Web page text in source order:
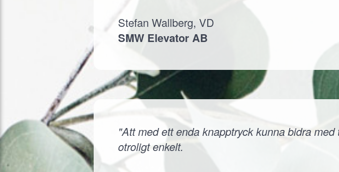
Stefan Wallberg, VD
SMW Elevator AB
"Att med ett enda knapptryck kunna bidra
otroligt enkelt.